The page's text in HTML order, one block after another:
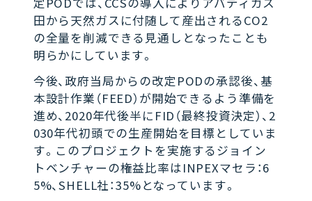
田から天然ガスに付随して産出されるCO2
の全量を削減できる見通しとなったことも
明らかにしています。
今後、政府当局からの改定PODの承認後、基
本設計作業（FEED）が開始できるよう準備を
進め、2020年代後半にFID（最終投資決定）、2
030年代初頭での生産開始を目標としていま
す。このプロジェクトを実施するジョイン
トベンチャーの権益比率はINPEXマセラ：6
5%、SHELL社：35%となっています。